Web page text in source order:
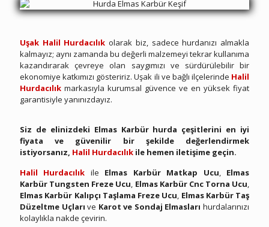
Uşak Halil Hurdacılık olarak biz, sadece hurdanızı almakla
kalmayız; aynı zamanda bu değerli malzemeyi tekrar kullanıma
kazandırarak çevreye olan saygımızı ve sürdürülebilir bir
ekonomiye katkımızı gösteririz. Uşak ili ve bağlı ilçelerinde Halil
Hurdacılık markasıyla kurumsal güvence ve en yüksek fiyat
garantisiyle yanınızdayız.
Siz de elinizdeki Elmas Karbür hurda çeşitlerini en iyi
fiyata ve güvenilir bir şekilde değerlendirmek
istiyorsanız, Halil Hurdacılık ile hemen iletişime geçin.
Halil Hurdacılık ile Elmas Karbür Matkap Ucu, Elmas
Karbür Tungsten Freze Ucu, Elmas Karbür Cnc Torna Ucu,
Elmas Karbür Kalıpçı Taşlama Freze Ucu, Elmas Karbür Taş
Düzeltme Uçları ve Karot ve Sondaj Elmasları hurdalarınızı
kolaylıkla nakde çevirin.